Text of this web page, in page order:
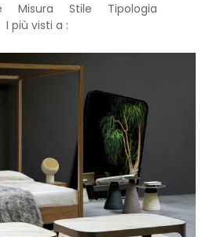
Misura Stile
Tipologia
I più visti a :